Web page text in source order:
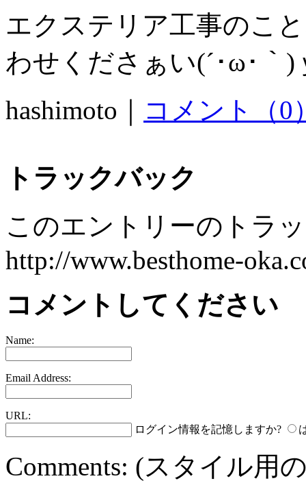
エクステリア工事のこ
わせくださぁい(´･ω･｀)
hashimoto｜
コメント（0
トラックバック
このエントリーのトラ
http://www.besthome-
コメントしてください
Name:
Email Address:
URL:
ログイン情報を記憶しますか?
Comments: (スタイル用